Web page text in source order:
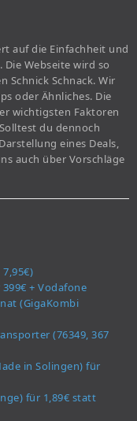
auf die Einfachheit und
Webseite wird so
Schnick Schnack. Wir
oder Ähnliches. Die
wichtigsten Faktoren
du dennoch
eines Deals,
auch über Vorschläge
+ Vodafone
(GigaKombi
(76349, 367
in Solingen) für
für 1,89€ statt